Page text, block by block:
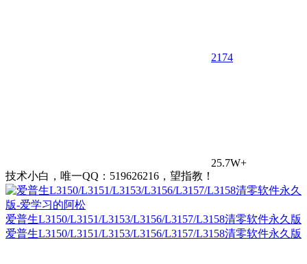
21 74
25.7W+
技术小白，唯一QQ：519626216，望指教！
爱普生L3150/L3151/L3153/L3156/L3157/L3158清零软件永久版
爱普生L3150/L3151/L3153/L3156/L3157/L3158清零软件永久版